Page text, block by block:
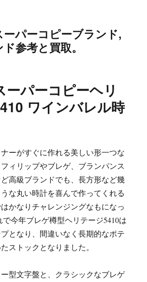
パーコピーブランド,
参考と買取。
ーパーコピーヘリ
ワインバレル時
ーがすぐに作れる美しい形一つな
ィリップやブレゲ、ブランパンス
高級ブランドでも、長方形など幾
な丸い時計を喜んで作ってくれる
かなりチャレンジングなもになっ
今年ブレゲ樽型ヘリテージ5410は
となり、間違いなく長期的なポテ
ストックとなりました。
型文字盤と、クラシックなブレゲ